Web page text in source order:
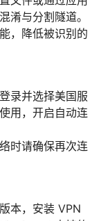
淆与分割隧道。
，降低被识别的
录并选择美国服
用，开启自动连
时请确保再次连
本，安装 VPN